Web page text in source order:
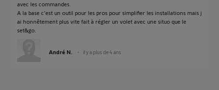
avec les commandes.
A la base c’est un outil pour les pros pour simplifier les installations mais j
ai honnêtement plus vite fait à régler un volet avec une situo que le
set&go.
André N. il y a plus de 4 ans